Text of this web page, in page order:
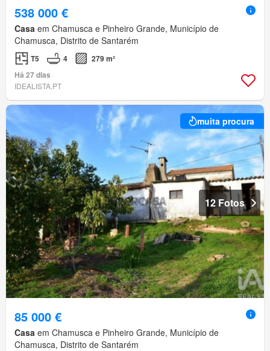
538 000 €
Casa em Chamusca e Pinheiro Grande, Município de
Chamusca, Distrito de Santarém
T5 4
279 m²
Há 27 dias
IDEALISTA.PT
muita procura
12 Fotos
85 000 €
Casa em Chamusca e Pinheiro Grande, Município de
Chamusca, Distrito de Santarém